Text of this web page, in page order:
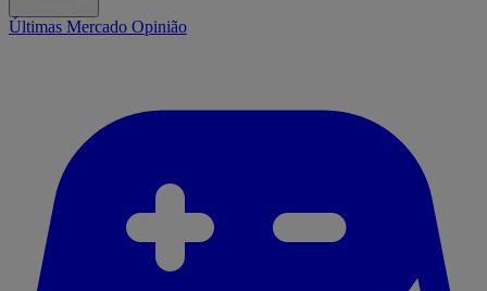
Últimas Mercado Opinião